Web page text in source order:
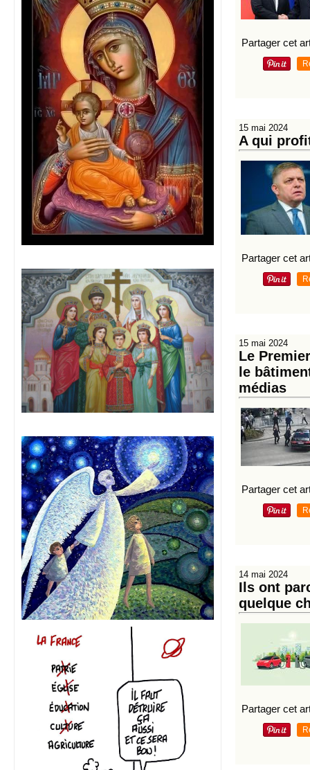
Partager cet
15 mai 2024
A qui
Partager cet
15 mai 2024
Le
le
médias
Partager cet
14 mai 2024
Ils ont
quelque
Partager cet